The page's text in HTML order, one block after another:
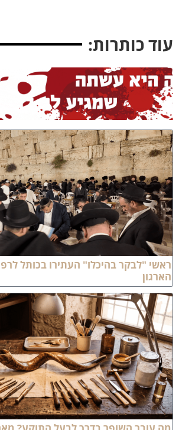
כותרות:
"לבקר בהיכלו" העתירו בכותל